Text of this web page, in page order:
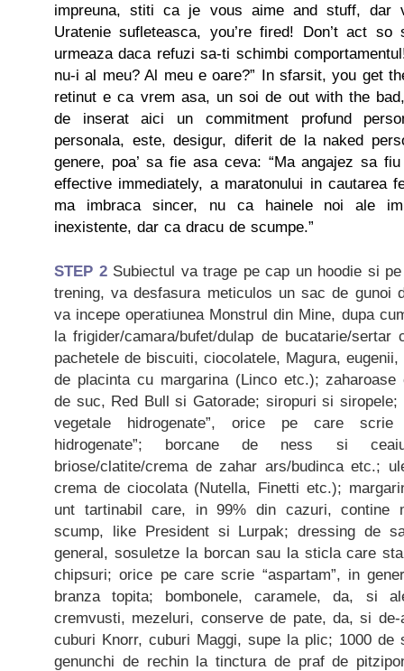
impreuna, stiti ca je vous aime and stuff, dar
Uratenie sufleteasca, you’re fired! Don’t act
urmeaza daca refuzi sa-ti schimbi
nu-i al meu? Al meu e oare?” In sfarsit, you get
retinut e ca vrem asa, un soi de out with the
de inserat aici un commitment profund
personala, este, desigur, diferit de la naked
genere, poa’ sa fie asa ceva: “Ma angajez sa
effective immediately, a maratonului in cautarea
ma imbraca sincer, nu ca hainele noi ale
inexistente, dar ca dracu de scumpe.”
STEP 2 Subiectul va trage pe cap un hoodie si
trening, va desfasura meticulos un sac de gunoi
va incepe operatiunea Monstrul din Mine, dupa
la frigider/camara/bufet/dulap de bucatarie/
pachetele de biscuiti, ciocolatele, Magura,
de placinta cu margarina (Linco etc.);
de suc, Red Bull si Gatorade; siropuri si
vegetale hidrogenate”, orice pe care scrie
hidrogenate”; borcane de ness si
briose/clatite/crema de zahar ars/budinca etc.;
crema de ciocolata (Nutella, Finetti etc.);
unt tartinabil care, in 99% din cazuri, contine
scump, like President si Lurpak; dressing de
general, sosuletze la borcan sau la sticla care
chipsuri; orice pe care scrie “aspartam”, in
branza topita; bombonele, caramele, da, si
cremvusti, mezeluri, conserve de pate, da, si
cuburi Knorr, cuburi Maggi, supe la plic; 1000 de
genunchi de rechin la tinctura de praf de